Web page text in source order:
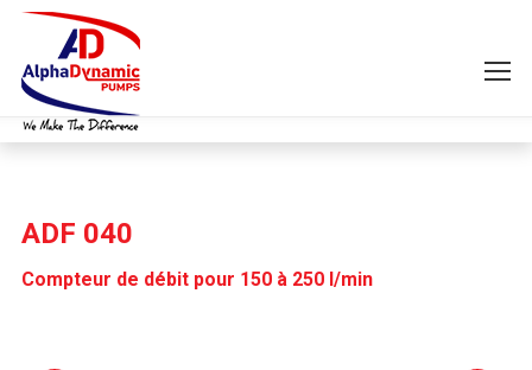
ADF 040
Compteur de débit pour 150 à 250 l/min